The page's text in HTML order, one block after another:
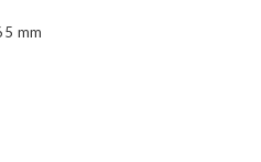
mm